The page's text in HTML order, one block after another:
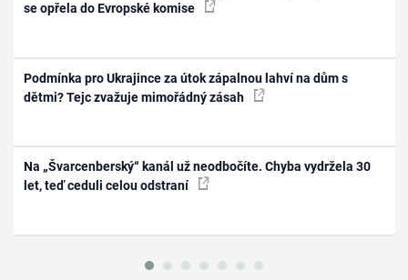
se opřela do Evropské komise
Podmínka pro Ukrajince za útok zápalnou lahví na dům s
dětmi? Tejc zvažuje mimořádný zásah
Na „Švarcenberský“ kanál už neodbočíte. Chyba vydržela 30
let, teď ceduli celou odstraní